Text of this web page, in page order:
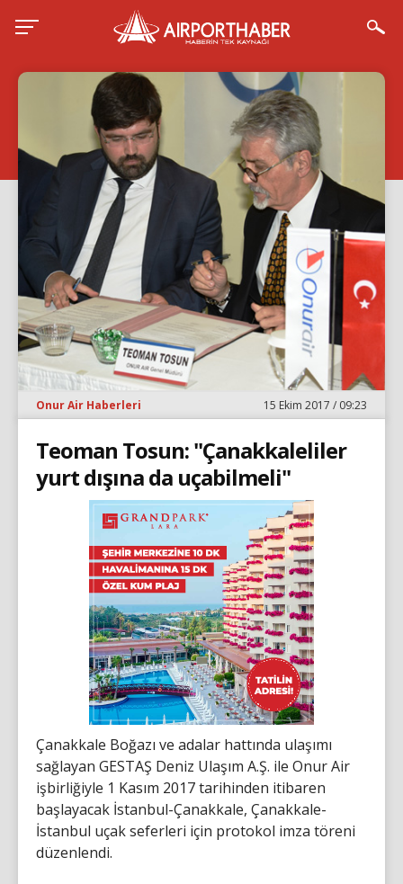
Onur Air Haberleri 15 Ekim 2017 / 09:23
Teoman Tosun: "Çanakkaleliler
yurt dışına da uçabilmeli"
Çanakkale Boğazı ve adalar hattında ulaşımı
sağlayan GESTAŞ Deniz Ulaşım A.Ş. ile Onur Air
işbirliğiyle 1 Kasım 2017 tarihinden itibaren
başlayacak İstanbul-Çanakkale, Çanakkale-
İstanbul uçak seferleri için protokol imza töreni
düzenlendi.